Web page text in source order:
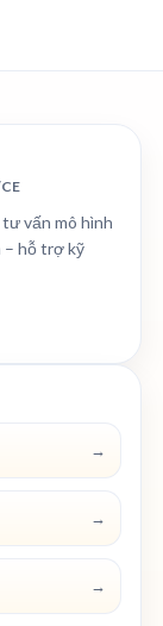
vấn mô hình
– hỗ trợ kỹ
→
→
→